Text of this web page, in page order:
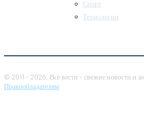
Спорт
Технологии
© 2011 - 2026, Все вести - свежие новости и
Правообладателям